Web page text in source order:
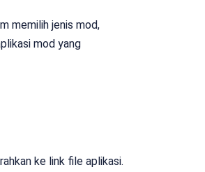
memilih jenis mod,
mod yang
ke link file aplikasi.